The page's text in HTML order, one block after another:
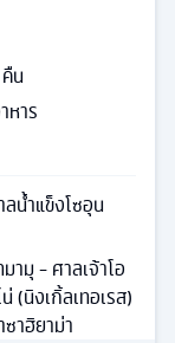
คืน
าร
ลน้ำแข็งโซอุน
ามุ - ศาลเจ้าโอ
(นิงเกิ้ลเทอเรส)
าฮิยาม่า